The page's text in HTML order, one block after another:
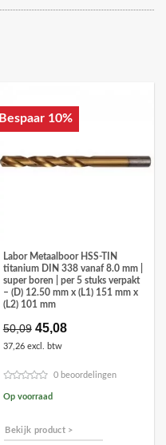
Bespaar 10%
Labor Metaalboor HSS-TIN
titanium DIN 338 vanaf 8.0 mm |
super boren | per 5 stuks verpakt
– (D) 12.50 mm x (L1) 151 mm x
(L2) 101 mm
50,09 Oorspronkelijke
prijs
was:
45,08Huidige
37,26 excl. btw
0 beoordelingen
Op voorraad
Bekijk product >